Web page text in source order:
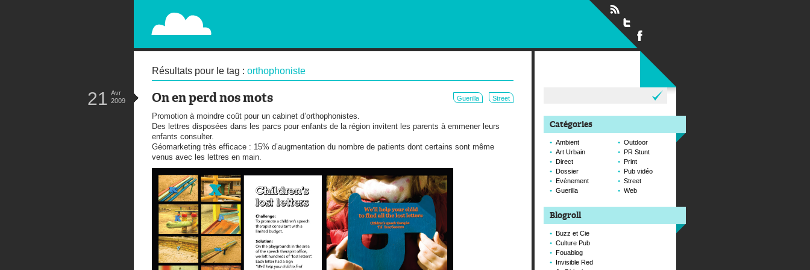
PAPERPLANE
STREET, AMBIENT, GUÉRILLA MARKETING AND OUT OF HOME
Résultats pour le tag : orthophoniste
On en perd nos mots Guerilla Street
21 Avr
2009
Promotion à moindre coût pour un cabinet d’orthophonistes.
Des lettres disposées dans les parcs pour enfants de la région invitent les parents à emmener leurs
enfants consulter.
Géomarketing très efficace : 15% d’augmentation du nombre de patients dont certains sont même
venus avec les lettres en main.
Catégories
Ambient
Art Urbain
Direct
Dossier
Evènement
Guerilla
Outdoor
PR Stunt
Print
Pub vidéo
Street
Web
Blogroll
Buzz et Cie
Culture Pub
Fouablog
Invisible Red